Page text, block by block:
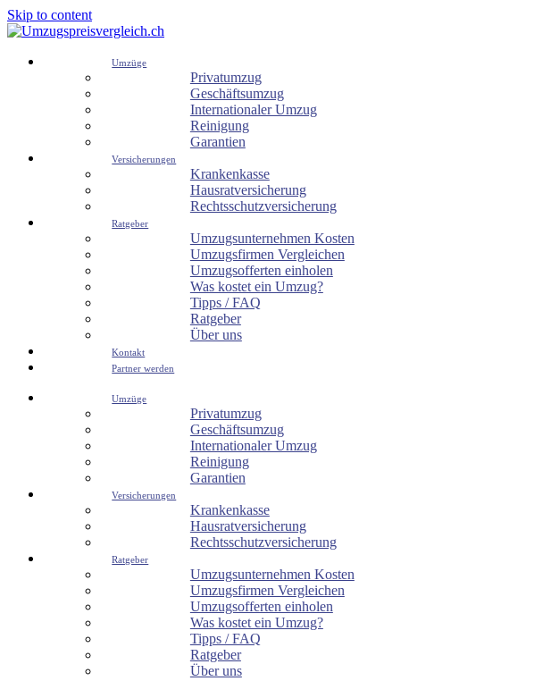
Skip to content
Umzüge
Privatumzug
Geschäftsumzug
Internationaler Umzug
Reinigung
Garantien
Versicherungen
Krankenkasse
Hausratversicherung
Rechtsschutzversicherung
Ratgeber
Umzugsunternehmen Kosten
Umzugsfirmen Vergleichen
Umzugsofferten einholen
Was kostet ein Umzug?
Tipps / FAQ
Ratgeber
Über uns
Kontakt
Partner werden
Umzüge
Privatumzug
Geschäftsumzug
Internationaler Umzug
Reinigung
Garantien
Versicherungen
Krankenkasse
Hausratversicherung
Rechtsschutzversicherung
Ratgeber
Umzugsunternehmen Kosten
Umzugsfirmen Vergleichen
Umzugsofferten einholen
Was kostet ein Umzug?
Tipps / FAQ
Ratgeber
Über uns